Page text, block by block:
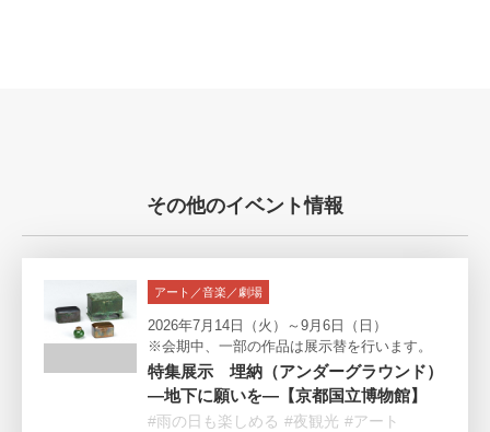
その他のイベント情報
アート／音楽／劇場
2026年7月14日（火）～9月6日（日）
※会期中、一部の作品は展示替を行います。
特集展示 埋納（アンダーグラウンド）
―地下に願いを―【京都国立博物館】
#雨の日も楽しめる #夜観光 #アート